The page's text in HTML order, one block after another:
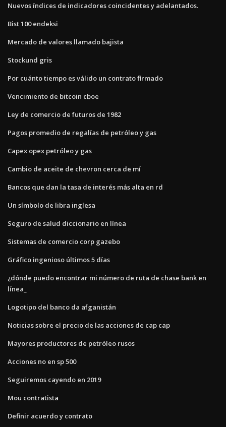
Nuevos índices de indicadores coincidentes y adelantados.
Bist 100 endeksi
Mercado de valores llamado bajista
Stockund gris
Por cuánto tiempo es válido un contrato firmado
Vencimiento de bitcoin cboe
Ley de comercio de futuros de 1982
Pagos promedio de regalías de petróleo y gas
Capex opex petróleo y gas
Cambio de aceite de chevron cerca de mí
Bancos que dan la tasa de interés más alta en rd
Un símbolo de libra inglesa
Seguro de salud diccionario en línea
Sistemas de comercio corp gazebo
Gráfico ingenioso últimos 5 días
¿dónde puedo encontrar mi número de ruta de chase bank en
línea_
Logotipo del banco da afganistán
Noticias sobre el precio de las acciones de cap cap
Mayores productores de petróleo rusos
Acciones no en sp 500
Seguiremos cayendo en 2019
Mou contratista
Definir acuerdo y contrato